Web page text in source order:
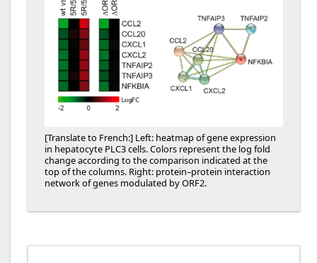
[Translate to French:] Left: heatmap of gene expression
in hepatocyte PLC3 cells. Colors represent the log fold
change according to the comparison indicated at the
top of the columns. Right: protein–protein interaction
network of genes modulated by ORF2.